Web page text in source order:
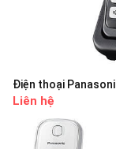
Điện thoại
Liên hệ